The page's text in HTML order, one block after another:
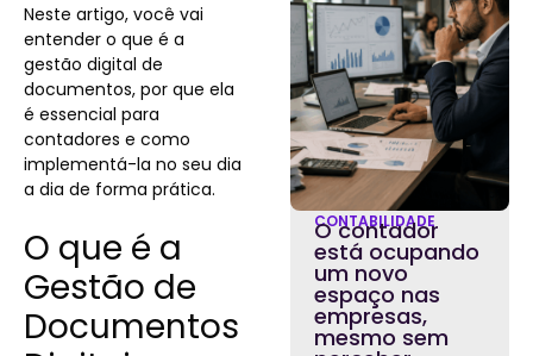
Neste artigo, você vai
entender o que é a
gestão digital de
documentos, por que ela
é essencial para
contadores e como
implementá-la no seu dia
a dia de forma prática.
O que é a
Gestão de
Documentos
CONTABILIDADE
O contador
está ocupando
um novo
espaço nas
empresas,
mesmo sem